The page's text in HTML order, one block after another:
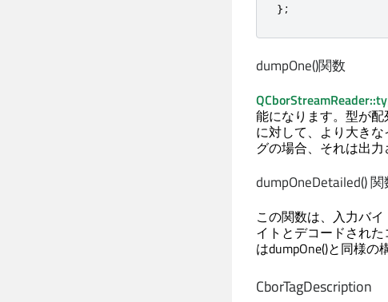
};
dumpOne()関数
能になります。型が
に対して、より大き
グの場合、それは出力
dumpOneDetailed()
この関数は、入力バ
イトとデコードされ
はdumpOne()と同様の
CborTagDescription